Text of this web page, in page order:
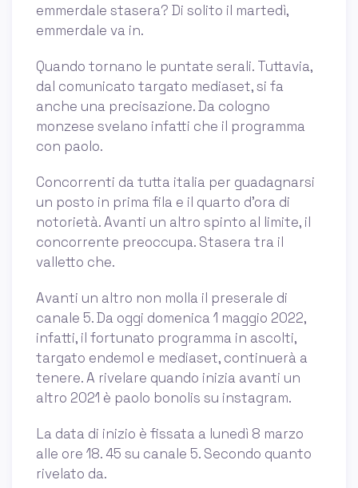
emmerdale stasera? Di solito il martedì,
emmerdale va in.
Quando tornano le puntate serali. Tuttavia,
dal comunicato targato mediaset, si fa
anche una precisazione. Da cologno
monzese svelano infatti che il programma
con paolo.
Concorrenti da tutta italia per guadagnarsi
un posto in prima fila e il quarto d’ora di
notorietà. Avanti un altro spinto al limite, il
concorrente preoccupa. Stasera tra il
valletto che.
Avanti un altro non molla il preserale di
canale 5. Da oggi domenica 1 maggio 2022,
infatti, il fortunato programma in ascolti,
targato endemol e mediaset, continuerà a
tenere. A rivelare quando inizia avanti un
altro 2021 è paolo bonolis su instagram.
La data di inizio è fissata a lunedì 8 marzo
alle ore 18. 45 su canale 5. Secondo quanto
rivelato da.